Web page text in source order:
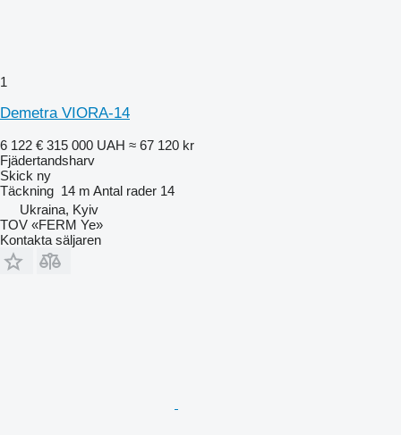
1
Demetra VIORA-14
6 122 € 315 000 UAH ≈ 67 120 kr
Fjädertandsharv
Skick ny
Täckning 14 m Antal rader 14
Ukraina, Kyiv
TOV «FERM Ye»
Kontakta säljaren